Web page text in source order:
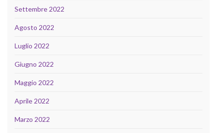
Settembre 2022
Agosto 2022
Luglio 2022
Giugno 2022
Maggio 2022
Aprile 2022
Marzo 2022